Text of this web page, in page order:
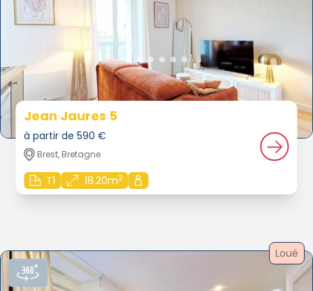
Jean Jaures 5
à partir de 590 €
Brest, Bretagne
T1 18.20m2
Loué